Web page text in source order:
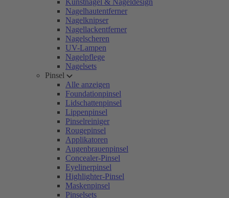
Kunstnägel & Nageldesign
Nagelhautentferner
Nagelknipser
Nagellackentferner
Nagelscheren
UV-Lampen
Nagelpflege
Nagelsets
Pinsel
Alle anzeigen
Foundationpinsel
Lidschattenpinsel
Lippenpinsel
Pinselreiniger
Rougepinsel
Applikatoren
Augenbrauenpinsel
Concealer-Pinsel
Eyelinerpinsel
Highlighter-Pinsel
Maskenpinsel
Pinselsets